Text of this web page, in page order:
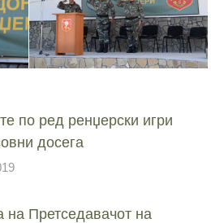
по ред ренџерски игри
досега
на Претседавачот на